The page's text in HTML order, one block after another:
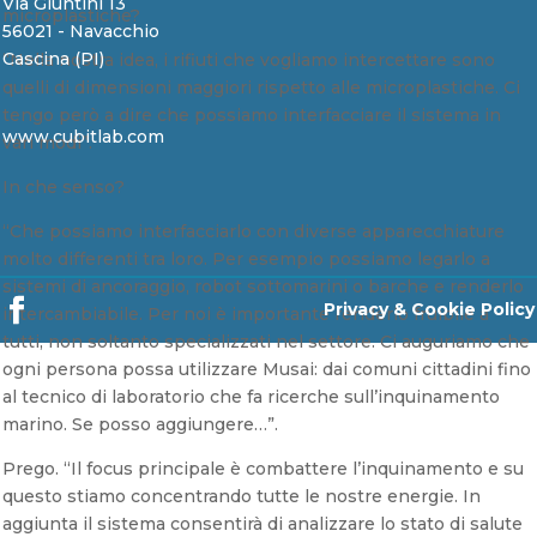
microplastiche?
“Nella nostra idea, i rifiuti che vogliamo intercettare sono
quelli di dimensioni maggiori rispetto alle microplastiche. Ci
tengo però a dire che possiamo interfacciare il sistema in
vari modi”.
In che senso?
“Che possiamo interfacciarlo con diverse apparecchiature
molto differenti tra loro. Per esempio possiamo legarlo a
sistemi di ancoraggio, robot sottomarini o barche e renderlo
intercambiabile. Per noi è importante renderlo fruibile a
tutti, non soltanto specializzati nel settore. Ci auguriamo che
ogni persona possa utilizzare Musai: dai comuni cittadini fino
al tecnico di laboratorio che fa ricerche sull’inquinamento
marino. Se posso aggiungere…”.
Prego. “Il focus principale è combattere l’inquinamento e su
questo stiamo concentrando tutte le nostre energie. In
aggiunta il sistema consentirà di analizzare lo stato di salute
56021 - Navacchio
Cascina (PI)
www.cubitlab.com
Privacy & Cookie Policy